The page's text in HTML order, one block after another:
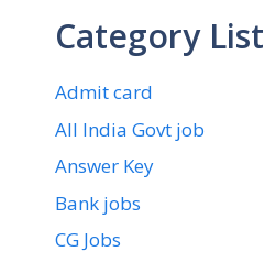
Category List
Admit card
All India Govt job
Answer Key
Bank jobs
CG Jobs